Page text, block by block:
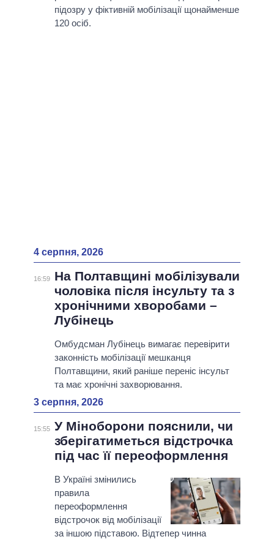
підозру у фіктивній мобілізації щонайменше
120 осіб.
4 серпня, 2026
16:59
На Полтавщині мобілізували
чоловіка після інсульту та з
хронічними хворобами –
Лубінець
Омбудсман Лубінець вимагає перевірити
законність мобілізації мешканця
Полтавщини, який раніше переніс інсульт
та має хронічні захворювання.
3 серпня, 2026
15:55 У Міноборони пояснили, чи
зберігатиметься відстрочка
під час її переоформлення
В Україні змінились
правила
переоформлення
відстрочок від мобілізації
за іншою підставою. Відтепер чинна